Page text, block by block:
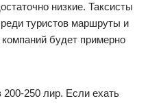
низкие. Таксисты
туристов маршруты и
будет примерно
250 лир. Если ехать